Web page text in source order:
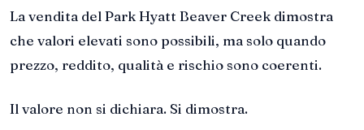
La vendita del Park Hyatt Beaver Creek dimostra
che valori elevati sono possibili, ma solo quando
prezzo, reddito, qualità e rischio sono coerenti.
Il valore non si dichiara. Si dimostra.